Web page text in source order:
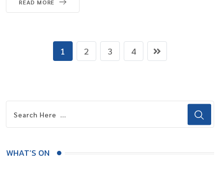
READ MORE
1 2 3 4
WHAT’S ON